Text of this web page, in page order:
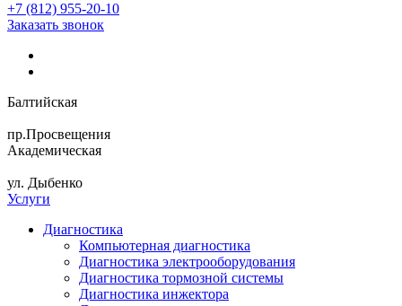
+7 (812) 955-20-10
Заказать звонок
Балтийская
пр.Просвещения
Академическая
ул. Дыбенко
Услуги
Диагностика
Компьютерная диагностика
Диагностика электрооборудования
Диагностика тормозной системы
Диагностика инжектора